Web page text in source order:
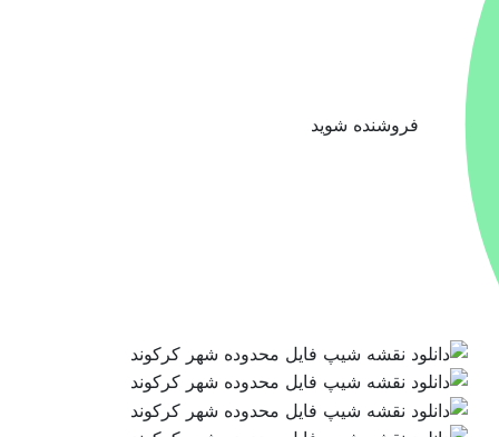
فروشنده شوید